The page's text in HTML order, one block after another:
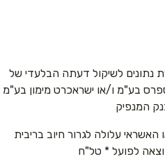
נתונים לשיקול דעתה הבלעדי של
בע"מ ו/או ישראכרט מימון בע"מ
המנפיק
עלולה לגרור חיוב בריבית
הוצאה לפועל * טל"ח